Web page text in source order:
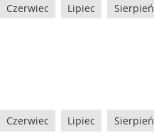
Czerwiec Lipiec Sierpień
Czerwiec Lipiec Sierpień